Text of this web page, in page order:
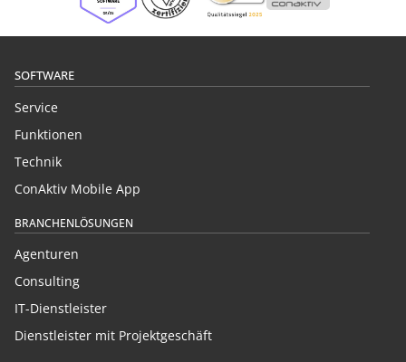
SOFTWARE
Service
Funktionen
Technik
ConAktiv Mobile App
BRANCHENLÖSUNGEN
Agenturen
Consulting
IT-Dienstleister
Dienstleister mit Projektgeschäft